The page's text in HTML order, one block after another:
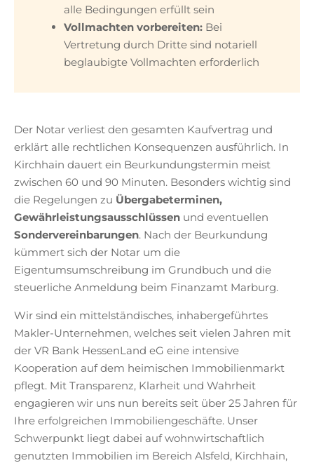
alle Bedingungen erfüllt sein
Vollmachten vorbereiten: Bei
Vertretung durch Dritte sind notariell
beglaubigte Vollmachten erforderlich
Der Notar verliest den gesamten Kaufvertrag und
erklärt alle rechtlichen Konsequenzen ausführlich. In
Kirchhain dauert ein Beurkundungstermin meist
zwischen 60 und 90 Minuten. Besonders wichtig sind
die Regelungen zu Übergabeterminen,
Gewährleistungsausschlüssen und eventuellen
Sondervereinbarungen. Nach der Beurkundung
kümmert sich der Notar um die
Eigentumsumschreibung im Grundbuch und die
steuerliche Anmeldung beim Finanzamt Marburg.
Wir sind ein mittelständisches, inhabergeführtes
Makler-Unternehmen, welches seit vielen Jahren mit
der VR Bank HessenLand eG eine intensive
Kooperation auf dem heimischen Immobilienmarkt
pflegt. Mit Transparenz, Klarheit und Wahrheit
engagieren wir uns nun bereits seit über 25 Jahren für
Ihre erfolgreichen Immobiliengeschäfte. Unser
Schwerpunkt liegt dabei auf wohnwirtschaftlich
genutzten Immobilien im Bereich Alsfeld, Kirchhain,